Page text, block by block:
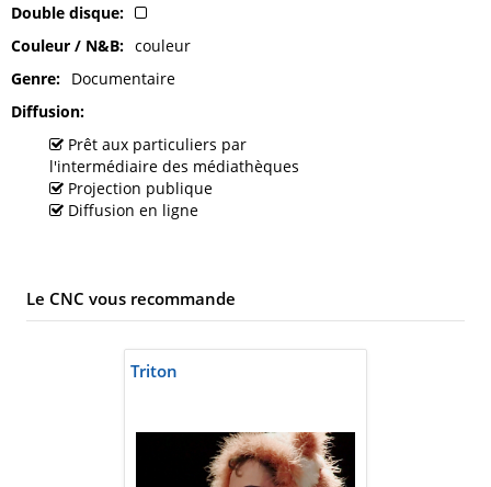
Double disque
Couleur / N&B
couleur
Genre
Documentaire
Diffusion
Prêt aux particuliers par
l'intermédiaire des médiathèques
Projection publique
Diffusion en ligne
Le CNC vous recommande
Triton